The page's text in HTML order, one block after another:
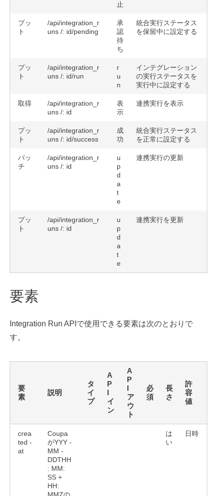
止
プッ
ト
/api/integration_r
uns /: id/pending
承
認
待
ち
統合実行ステータス
を保留中に設定する
プッ
ト
/api/integration_r
uns /: id/run
r
u
n
インテグレーション
の実行ステータスを
実行中に設定する
取得
/api/integration_r
uns /: id
表
示
連携実行を表示
プッ
ト
/api/integration_r
uns /: id/success
成
功
統合実行ステータス
を正常に設定する
パッ
チ
/api/integration_r
uns /: id
u
p
d
a
t
e
連携実行の更新
プッ
ト
/api/integration_r
uns /: id
u
p
d
a
t
e
連携実行を更新
要素
Integration Run APIで使用できる要素は次のとおりで
す。
要
素
説明
タ
イ
プ
A
P
I
イ
ン
A
P
I
ア
ウ
ト
必
須
長
さ
許
容
値
crea
ted -
at
Coupa
がYYY -
MM -
DDTHH
: MM:
SS +
HH:
は
い
日時